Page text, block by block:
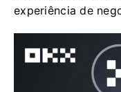
experiência de